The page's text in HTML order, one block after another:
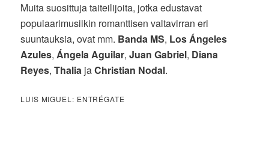
Muita suosittuja taiteilijoita, jotka edustavat
populaarimusiikin romanttisen valtavirran eri
suuntauksia, ovat mm. Banda MS, Los Ángeles
Azules,Ángela Aguilar,Juan Gabriel, Diana
Reyes,Thalia jaChristian Nodal.
LUIS MIGUEL: ENTRÉGATE